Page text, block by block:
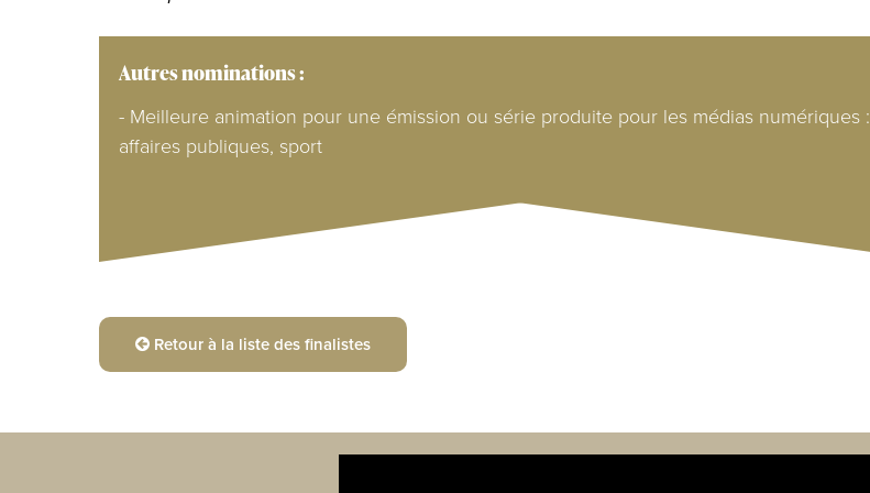
Autres nominations :
- Meilleure animation pour une émission ou série produite pour les médias numériques :
affaires publiques, sport
Retour à la liste des finalistes